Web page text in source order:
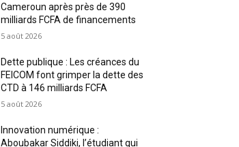
Cameroun après près de 390
milliards FCFA de financements
5 août 2026
Dette publique : Les créances du
FEICOM font grimper la dette des
CTD à 146 milliards FCFA
5 août 2026
Innovation numérique :
Aboubakar Siddiki, l’étudiant qui